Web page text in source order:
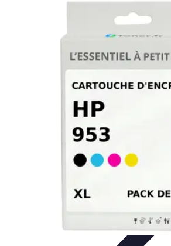
Stratégies de Connectivité
Connectivité Pro